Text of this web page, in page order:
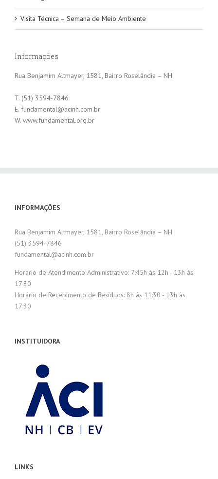
Visita Técnica – Semana de Meio Ambiente
Informações
Rua Benjamim Altmayer, 1581, Bairro Roselândia – NH
T. (51) 3594-7846
E. fundamental@acinh.com.br
W. www.fundamental.org.br
INFORMAÇÕES
Rua Benjamim Altmayer, 1581, Bairro Roselândia – NH
(51) 3594-7846
fundamental@acinh.com.br
Horário de Atendimento Administrativo: 7:45h às 12h - 13h às
17:30
Horário de Recebimento de Resíduos: 8h às 11:30 - 13h às
17:30
INSTITUIDORA
LINKS